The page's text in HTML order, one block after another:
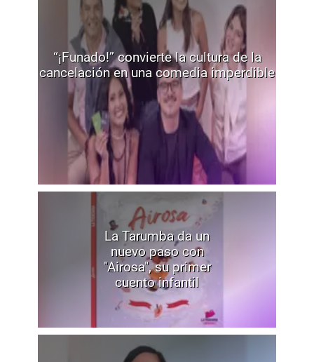
“¡Funado!” convierte la cultura de la
cancelación en una comedia imperdible
La Tarumba da un
nuevo paso con
"Airosa", su primer
cuento infantil